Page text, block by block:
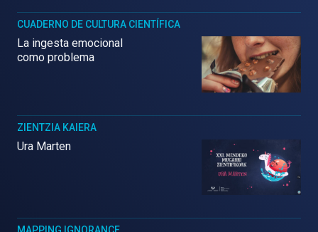
CUADERNO DE CULTURA CIENTÍFICA
La ingesta emocional
como problema
ZIENTZIA KAIERA
Ura Marten